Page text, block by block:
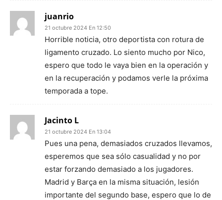
juanrio
21 octubre 2024 En 12:50
Horrible noticia, otro deportista con rotura de
ligamento cruzado. Lo siento mucho por Nico,
espero que todo le vaya bien en la operación y
en la recuperación y podamos verle la próxima
temporada a tope.
Jacinto L
21 octubre 2024 En 13:04
Pues una pena, demasiados cruzados llevamos,
esperemos que sea sólo casualidad y no por
estar forzando demasiado a los jugadores.
Madrid y Barça en la misma situación, lesión
importante del segundo base, espero que lo de